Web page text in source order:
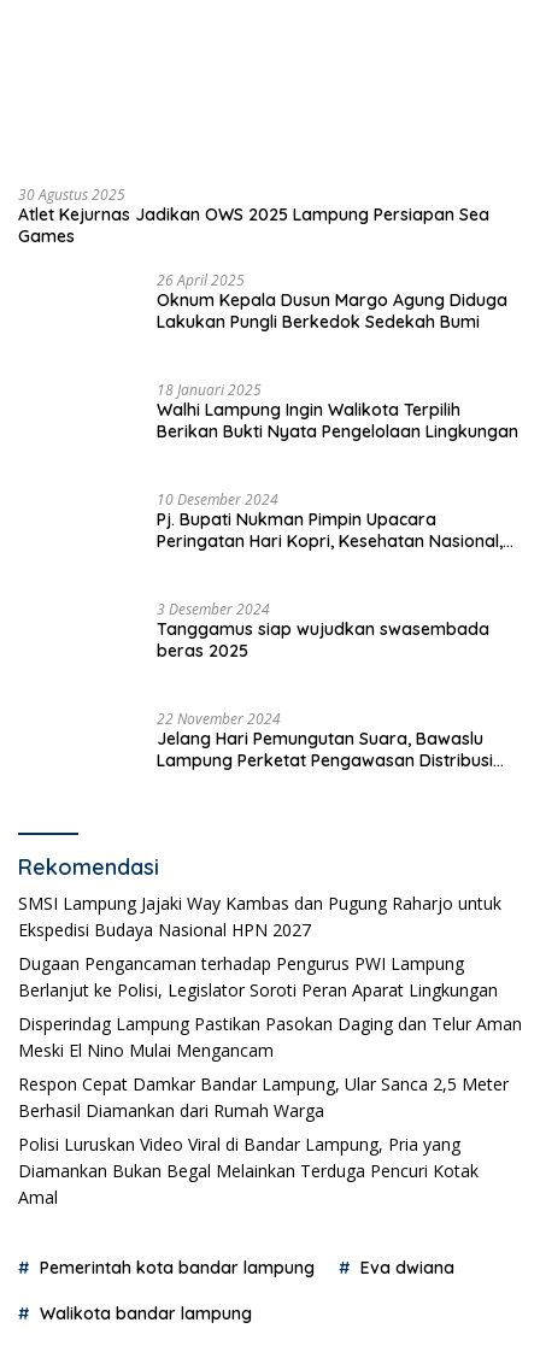
30 Agustus 2025
Atlet Kejurnas Jadikan OWS 2025 Lampung Persiapan Sea
Games
26 April 2025
Oknum Kepala Dusun Margo Agung Diduga
Lakukan Pungli Berkedok Sedekah Bumi
18 Januari 2025
Walhi Lampung Ingin Walikota Terpilih
Berikan Bukti Nyata Pengelolaan Lingkungan
10 Desember 2024
Pj. Bupati Nukman Pimpin Upacara
Peringatan Hari Kopri, Kesehatan Nasional,
3 Desember 2024
Tanggamus siap wujudkan swasembada
beras 2025
22 November 2024
Jelang Hari Pemungutan Suara, Bawaslu
Lampung Perketat Pengawasan Distribusi
Rekomendasi
SMSI Lampung Jajaki Way Kambas dan Pugung Raharjo untuk
Ekspedisi Budaya Nasional HPN 2027
Dugaan Pengancaman terhadap Pengurus PWI Lampung
Berlanjut ke Polisi, Legislator Soroti Peran Aparat Lingkungan
Disperindag Lampung Pastikan Pasokan Daging dan Telur Aman
Meski El Nino Mulai Mengancam
Respon Cepat Damkar Bandar Lampung, Ular Sanca 2,5 Meter
Berhasil Diamankan dari Rumah Warga
Polisi Luruskan Video Viral di Bandar Lampung, Pria yang
Diamankan Bukan Begal Melainkan Terduga Pencuri Kotak
Amal
Pemerintah kota bandar lampung Eva dwiana
Walikota bandar lampung